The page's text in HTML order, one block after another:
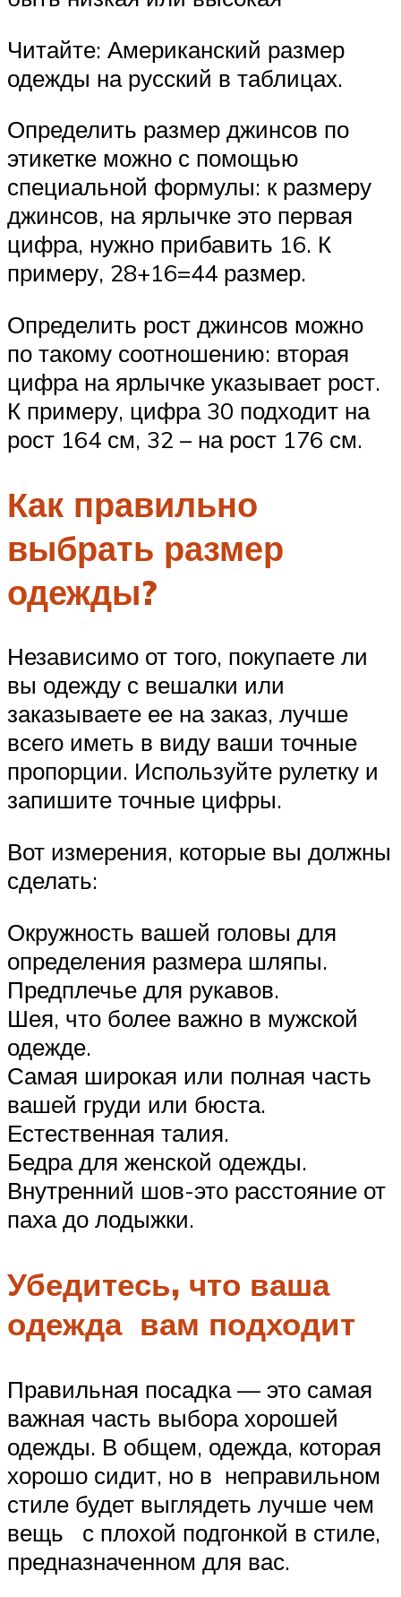
Читайте: Американский размер
одежды на русский в таблицах.
Определить размер джинсов по
этикетке можно с помощью
специальной формулы: к размеру
джинсов, на ярлычке это первая
цифра, нужно прибавить 16. К
примеру, 28+16=44 размер.
Определить рост джинсов можно
по такому соотношению: вторая
цифра на ярлычке указывает рост.
К примеру, цифра 30 подходит на
рост 164 см, 32 – на рост 176 см.
Как правильно
выбрать размер
одежды?
Независимо от того, покупаете ли
вы одежду с вешалки или
заказываете ее на заказ, лучше
всего иметь в виду ваши точные
пропорции. Используйте рулетку и
запишите точные цифры.
Вот измерения, которые вы должны
сделать:
Окружность вашей головы для
определения размера шляпы.
Предплечье для рукавов.
Шея, что более важно в мужской
одежде.
Самая широкая или полная часть
вашей груди или бюста.
Естественная талия.
Бедра для женской одежды.
Внутренний шов-это расстояние от
паха до лодыжки.
Убедитесь, что ваша
одежда вам подходит
Правильная посадка — это самая
важная часть выбора хорошей
одежды. В общем, одежда, которая
хорошо сидит, но в неправильном
стиле будет выглядеть лучше чем
вещь с плохой подгонкой в стиле,
предназначенном для вас.